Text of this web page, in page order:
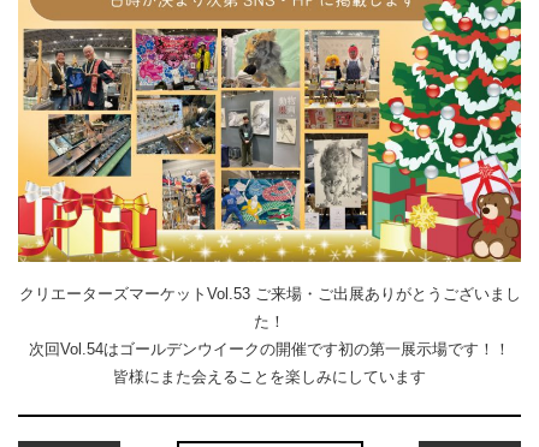
クリエーターズマーケットVol.53 ご来場・ご出展ありがとうございまし
た！
次回Vol.54はゴールデンウイークの開催です初の第一展示場です！！
皆様にまた会えることを楽しみにしています